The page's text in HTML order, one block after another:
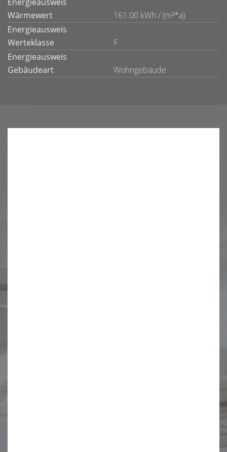
Wärmewert
161.00 kWh / (m²*a)
Energieausweis
Werteklasse
F
Energieausweis
Gebäudeart
Wohngebäude